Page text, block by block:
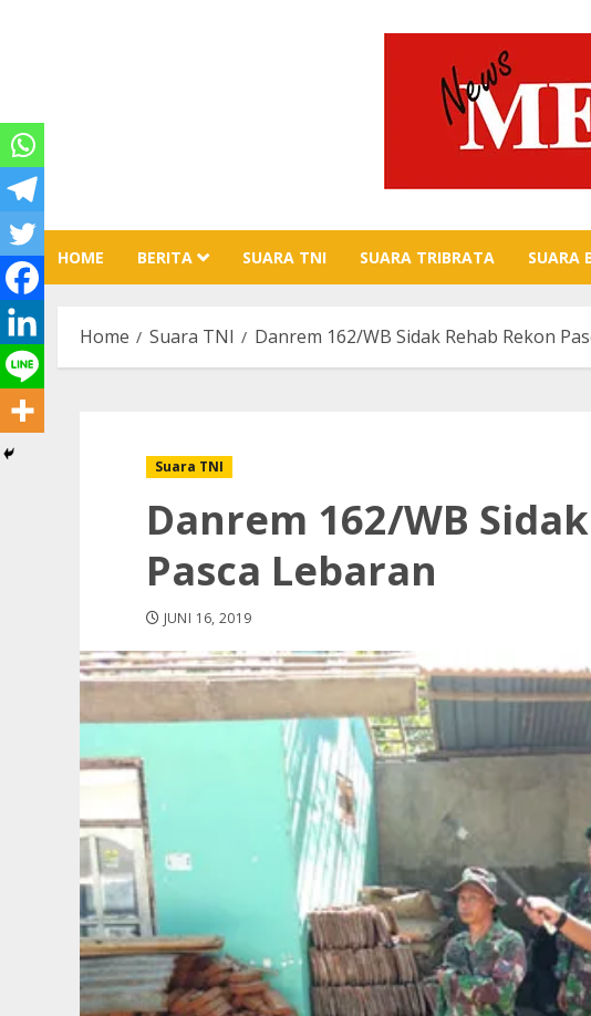
HOME BERITA SUARA TNI SUARA TRIBRATA SUARA
Home Suara TNI Danrem 162/WB Sidak Rehab Rekon
Suara TNI
Danrem 162/WB
Pasca Lebaran
JUNI 16, 2019